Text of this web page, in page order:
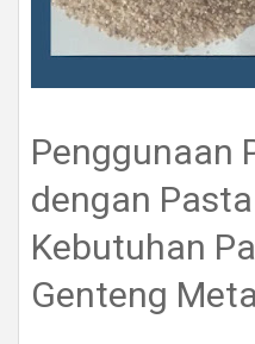
Penggunaan
dengan
Kebutuhan
Genteng